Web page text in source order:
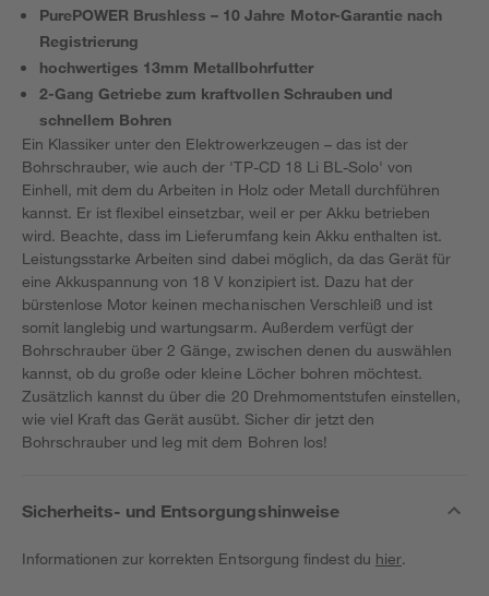
PurePOWER Brushless – 10 Jahre Motor-Garantie nach
Registrierung
hochwertiges 13mm Metallbohrfutter
2-Gang Getriebe zum kraftvollen Schrauben und
schnellem Bohren
Ein Klassiker unter den Elektrowerkzeugen – das ist der
Bohrschrauber, wie auch der 'TP-CD 18 Li BL-Solo' von
Einhell, mit dem du Arbeiten in Holz oder Metall durchführen
kannst. Er ist flexibel einsetzbar, weil er per Akku betrieben
wird. Beachte, dass im Lieferumfang kein Akku enthalten ist.
Leistungsstarke Arbeiten sind dabei möglich, da das Gerät für
eine Akkuspannung von 18 V konzipiert ist. Dazu hat der
bürstenlose Motor keinen mechanischen Verschleiß und ist
somit langlebig und wartungsarm. Außerdem verfügt der
Bohrschrauber über 2 Gänge, zwischen denen du auswählen
kannst, ob du große oder kleine Löcher bohren möchtest.
Zusätzlich kannst du über die 20 Drehmomentstufen einstellen,
wie viel Kraft das Gerät ausübt. Sicher dir jetzt den
Bohrschrauber und leg mit dem Bohren los!
Sicherheits- und Entsorgungshinweise
Informationen zur korrekten Entsorgung findest du hier.